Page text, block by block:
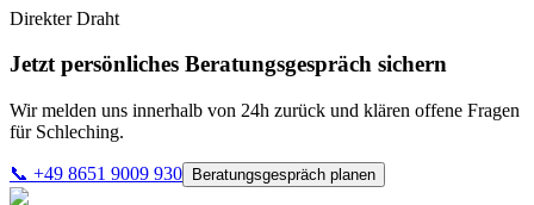
Direkter Draht
Jetzt persönliches Beratungsgespräch sichern
Wir melden uns innerhalb von 24h zurück und klären offene Fragen
für Schleching.
📞 +49 8651 9009 930 Beratungsgespräch planen